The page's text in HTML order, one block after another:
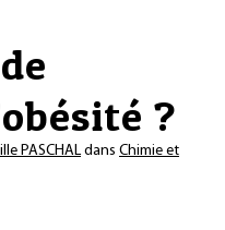
?
PASCHAL dans Chimie et